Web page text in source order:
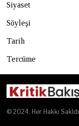
Siyaset
Söyleşi
Tarih
Tercüme
© 2024. Her Hakkı